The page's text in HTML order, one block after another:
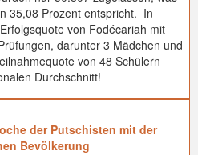
35,08 Prozent entspricht. In
von Fodécariah mit
darunter 3 Mädchen und
von 48 Schülern
Durchschnitt!
der Putschisten mit der
Bevölkerung